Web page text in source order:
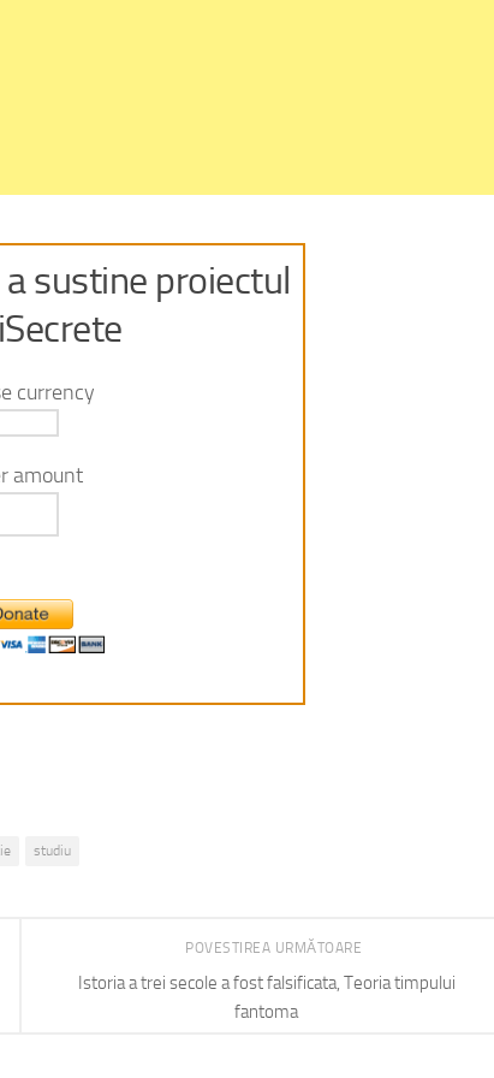
sustine proiectul
currency
amount
studiu
POVESTIREA URMĂTOARE
Istoria a trei secole a fost falsificata, Teoria timpului
fantoma